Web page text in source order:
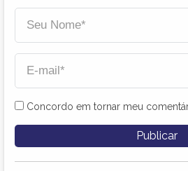
Concordo em tornar meu